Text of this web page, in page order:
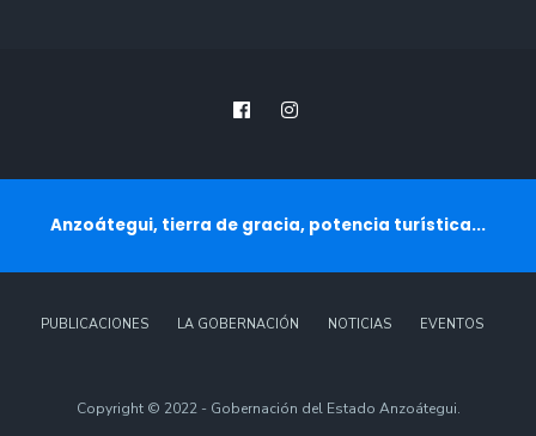
Anzoátegui, tierra de gracia, potencia turística...
PUBLICACIONES LA GOBERNACIÓN NOTICIAS EVENTOS
Copyright © 2022 - Gobernación del Estado Anzoátegui.